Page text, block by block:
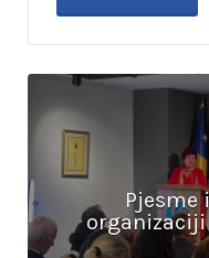
Pjesme
organizaciji